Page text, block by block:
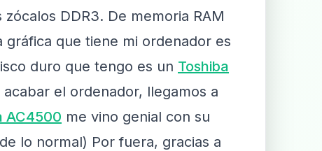
DDR3. De memoria RAM
gráfica que tiene mi ordenador es
duro que tengo es un Toshiba
el ordenador, llegamos a
AC4500 me vino genial con su
lo normal) Por fuera, gracias a